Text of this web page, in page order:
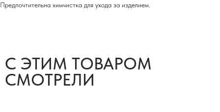
Предпочтительна химчистка для ухода за изделием.